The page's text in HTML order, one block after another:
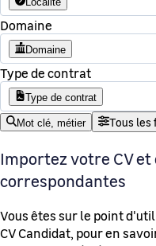
Domaine
Domaine
Type de contrat
Type de contrat
Mot clé, métier Tous
Importez votre CV
correspondantes
Vous êtes sur le point
CV Candidat, pour en